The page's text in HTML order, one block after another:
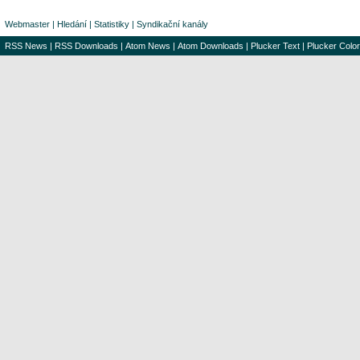
Webmaster | Hledání | Statistiky | Syndikační kanály
RSS News | RSS Downloads | Atom News | Atom Downloads | Plucker Text | Plucker Color